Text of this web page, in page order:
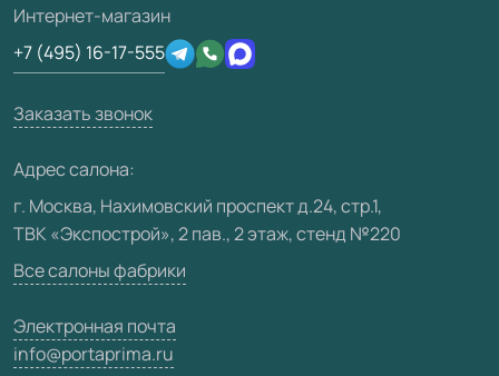
Отзывы клиентов
Техническая информация
Юридическая информация
3D-модели
Сертификаты
Производство
Вакансии
Видео
Карта сайта
Интернет-магазин
+7 (495) 16-17-555
Заказать звонок
Адрес салона:
г. Москва, Нахимовский проспект д.24, стр.1,
ТВК «Экспострой», 2 пав., 2 этаж, стенд №220
Все салоны фабрики
Электронная почта
info@portaprima.ru